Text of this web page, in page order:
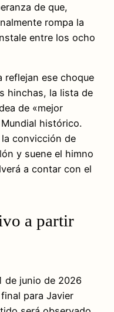
de que,
rompa la
entre los ocho
reflejan ese choque
hinchas, la lista de
de «mejor
histórico.
convicción de
y suene el himno
a contar con el
a partir
de junio de 2026
para Javier